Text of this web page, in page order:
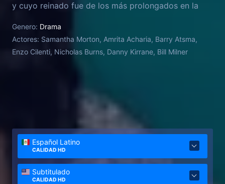
y cuyo reinado fue de los más prolongados en la
desarrolla a través de relatos retrospectivos, a la
vez que defiende sus acciones e imparte las
lecciones de vida a su nueva sirvienta, Rahima.
Genero: Drama
Actores: Samantha Morton, Amrita Acharia, Barry Atsma,
Enzo Cilenti, Nicholas Burns, Danny Kirrane, Bill Milner
Español Latino
CALIDAD HD
Subtitulado
CALIDAD HD